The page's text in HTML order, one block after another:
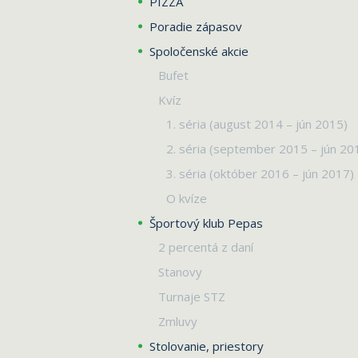
Poradie zápasov
Spoločenské akcie
Bufet
Kvíz
1. séria (august 2014 – jún 2015)
2. séria (september 2015 – jún
3. séria (október 2016 – jún 2017)
O kvíze
Športový klub Pepas
2 percentá z daní
Stanovy
Turnaje STZ
Zmluvy
Stolovanie, priestory